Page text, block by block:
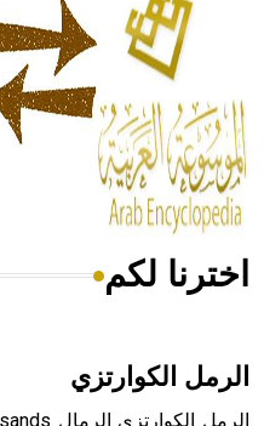
- هل تعلم أن المرجان إفراز
من مادة كربونات
أجود أنواعه، ويمتاز بكبر
هل تعلم أن الأبسيد كلمة
اخترنا لكم
الرمل الكوارتزي